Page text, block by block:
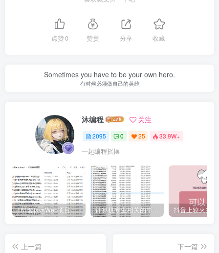
点赞0 赞赏 分享 收藏
Sometimes you have to be your own hero.
有时候必须做自己的英雄
沐编程 关注
2095 0 25 33.9W+
一起编程摇摆
161套javaWeb项目源码免费分享 计算机专业相关的毕业设计论文合集免费下载
上一篇 下一篇